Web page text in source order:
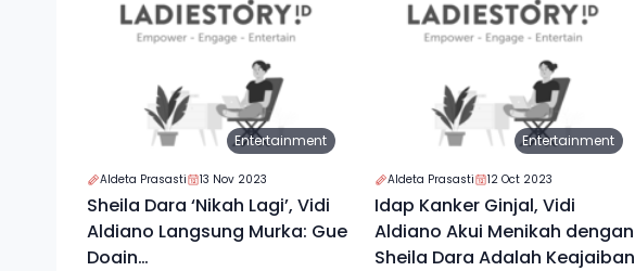
Entertainment
Aldeta Prasasti 13 Nov 2023
Sheila Dara ‘Nikah Lagi’, Vidi
Aldiano Langsung Murka: Gue
Doain…
Entertainment
Aldeta Prasasti 12 Oct 2023
Idap Kanker Ginjal, Vidi
Aldiano Akui Menikah dengan
Sheila Dara Adalah Keajaiban